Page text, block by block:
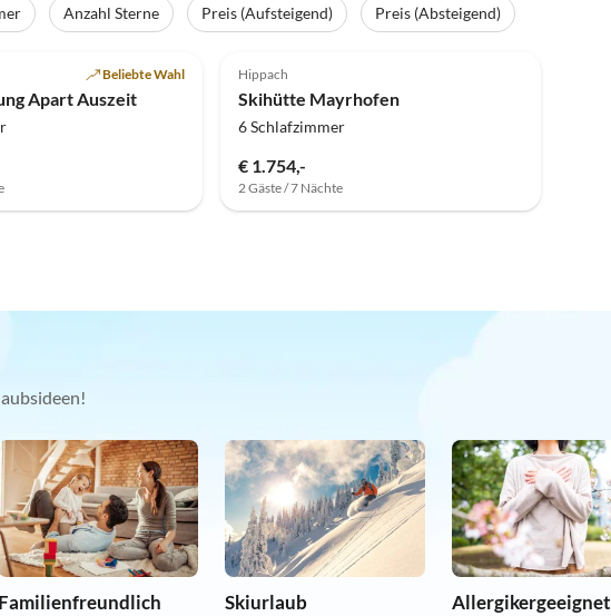
Anzahl Sterne Preis (Aufsteigend)
Preis (Absteigend)
Beliebte Wahl
Apart Auszeit
Hippach
Skihütte Mayrhofen
6 Schlafzimmer
€ 1.754,-
2 Gäste / 7 Nächte
Familienfreundlich Skiurlaub Allergikergeeignet